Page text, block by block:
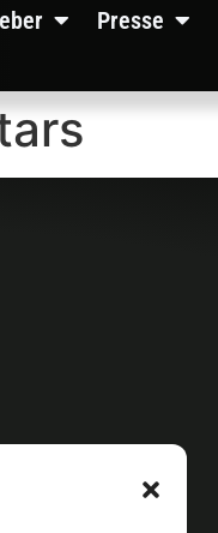
Presse